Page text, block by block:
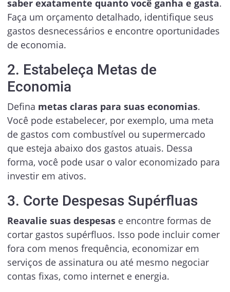
saber exatamente quanto você ganha e gasta.
Faça um orçamento detalhado, identifique seus
gastos desnecessários e encontre oportunidades
de economia.
2. Estabeleça Metas de
Economia
Defina metas claras para suas economias.
Você pode estabelecer, por exemplo, uma meta
de gastos com combustível ou supermercado
que esteja abaixo dos gastos atuais. Dessa
forma, você pode usar o valor economizado para
investir em ativos.
3. Corte Despesas Supérfluas
Reavalie suas despesase encontre formas de
cortar gastos supérfluos. Isso pode incluir comer
fora com menos frequência, economizar em
serviços de assinatura ou até mesmo negociar
contas fixas, como internet e energia.